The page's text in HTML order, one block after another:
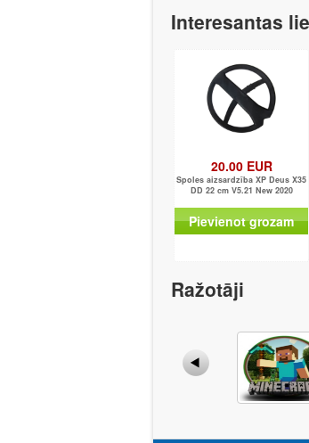
Interesantas
20.00 EUR
Spoles aizsardzība XP Deus X35
DD 22 cm V5.21 New 2020
Pievienot grozam
Ražotāji